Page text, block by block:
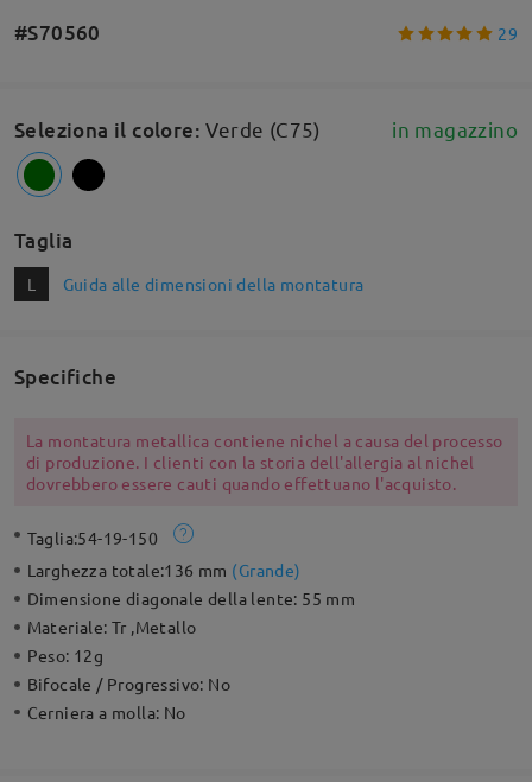
#S70560 29
Seleziona il colore:Verde (C75) in magazzino
Taglia
L Guida alle dimensioni della montatura
Specifiche
La montatura metallica contiene nichel a causa del processo
di produzione. I clienti con la storia dell'allergia al nichel
dovrebbero essere cauti quando effettuano l'acquisto.
Taglia:54-19-150
Larghezza totale:136 mm (Grande)
Dimensione diagonale della lente: 55 mm
Materiale:Tr ,Metallo
Peso: 12g
Bifocale / Progressivo: No
Cerniera a molla: No